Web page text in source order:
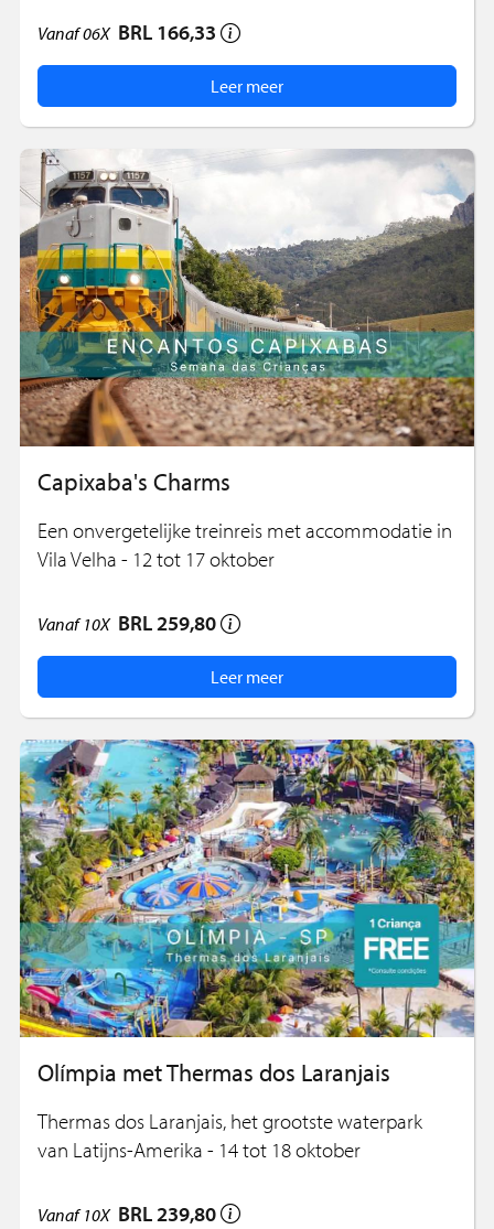
Vanaf06X BRL 166,33
Leer meer
Capixaba's Charms
Een onvergetelijke treinreis met accommodatie in
Vila Velha - 12 tot 17 oktober
Vanaf 10X BRL 259,80
Leer meer
Olímpia met Thermas dos Laranjais
Thermas dos Laranjais, het grootste waterpark
van Latijns-Amerika - 14 tot 18 oktober
Vanaf 10X BRL 239,80